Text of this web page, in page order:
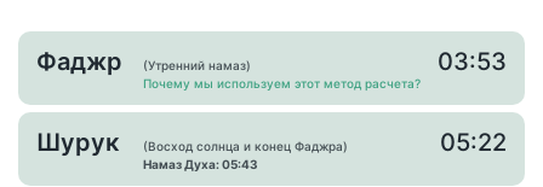
Фаджр
(Утренний намаз)
Почему мы используем этот метод расчета?
03:53
Шурук
(Восход солнца и конец Фаджра)
Намаз Духа: 05:43
05:22